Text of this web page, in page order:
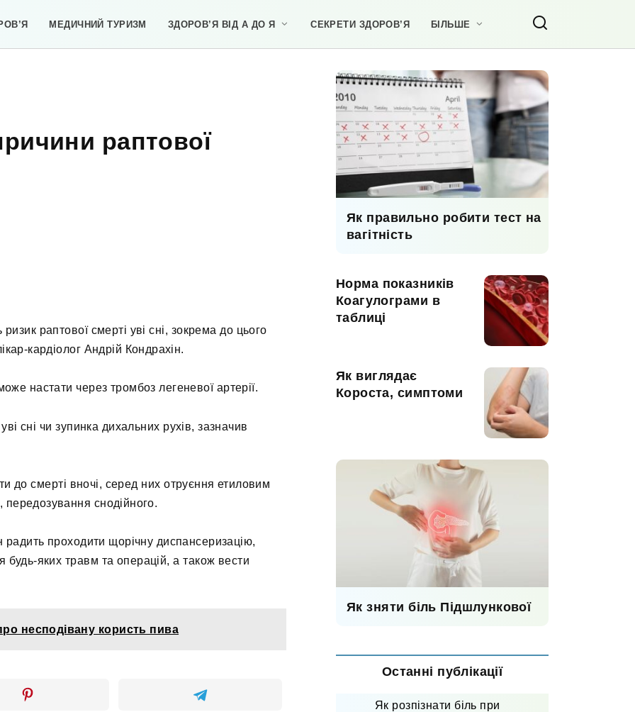
МЕДИЧНИЙ ТУРИЗМ ЗДОРОВ’Я ВІД А ДО Я СЕКРЕТИ ЗДОРОВ’Я БІЛЬШЕ
раптової
раптової смерті уві сні, зокрема до цього
кардіолог Андрій Кондрахін.
настати через тромбоз легеневої артерії.
сні чи зупинка дихальних рухів, зазначив
до смерті вночі, серед них отруєння етиловим
снодійного.
проходити щорічну диспансеризацію,
будь-яких травм та операцій, а також вести
несподівану користь пива
Як правильно робити тест на
вагітність
Норма показників
Коагулограми в
таблиці
Як виглядає
Короста, симптоми
Як зняти біль Підшлункової
Останні публікації
Як розпізнати біль при